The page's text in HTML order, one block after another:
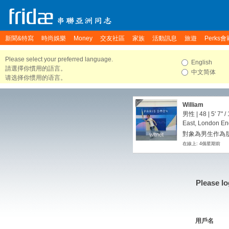
新聞&特寫 時尚娛樂 Money 交友社區 家族 活動訊息 旅遊 Perks會
Please select your preferred language.
請選擇你慣用的語言。
请选择你惯用的语言。
English
中文简体
wltnet
wltnet
William
男性 | 48 | 5' 7" /
East, London
對象為男生作為
在線上: 4個星期前
Please
用戶名